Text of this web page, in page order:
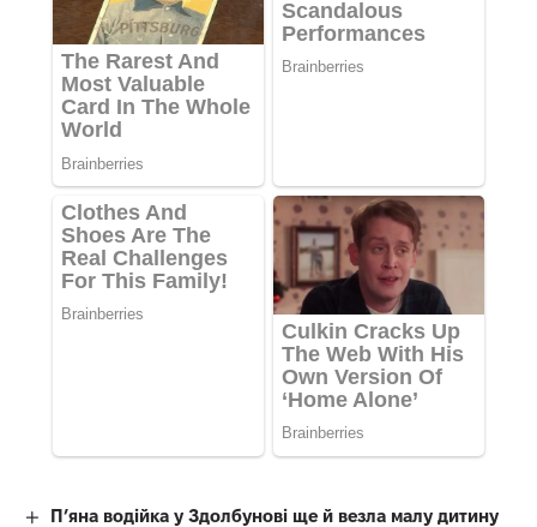
П’яна водійка у Здолбунові ще й везла малу дитину